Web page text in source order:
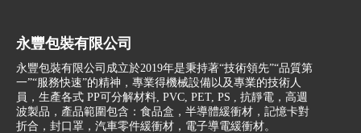
永豐包裝有限公司
永豐包裝有限公司成立於2019年是秉持著“技術領先”“品質第
一”“服務快速”的精神，專業得機械設備以及專業的技術人
員，生產各式 PP可分解材料, PVC, PET, PS , 抗靜電，高週
波製品，產品範圍包含：食品盒，半導體緩衝材，記憶卡對
折合，封口罩，汽車零件緩衝材，電子導電緩衝材。